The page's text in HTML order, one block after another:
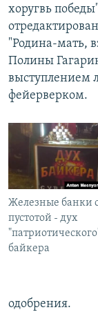
хоругвь
"Родина-мать,
Полины
выступлением
фейерверком.
Железные банки
пустотой - дух
байкера
одобрения.